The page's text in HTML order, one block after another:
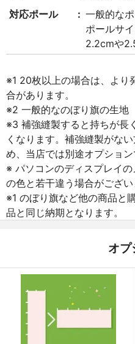
対応ポール
一般的な
ポールサ
2.2cmや
※1 20枚以上の場合は、より
合があります。
※2 一般的なのぼり旗の生地
※3 補強縫製すると持ちが長
くなります。補強縫製がな
め、当店では別途オプション
※ パソコンのディスプレイ
の色と若干違う場合がござい
※1 のぼり旗など他の商品と
品と同じ納期となります。
オプ